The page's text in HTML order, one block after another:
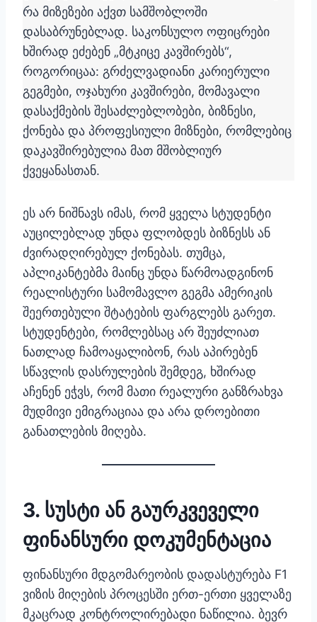
რა მიზეზები აქვთ სამშობლოში
დასაბრუნებლად. საკონსულო ოფიცრები
ხშირად ეძებენ „მტკიცე კავშირებს“,
როგორიცაა: გრძელვადიანი კარიერული
გეგმები, ოჯახური კავშირები, მომავალი
დასაქმების შესაძლებლობები, ბიზნესი,
ქონება და პროფესიული მიზნები, რომლებიც
დაკავშირებულია მათ მშობლიურ
ქვეყანასთან.
ეს არ ნიშნავს იმას, რომ ყველა სტუდენტი
აუცილებლად უნდა ფლობდეს ბიზნესს ან
ძვირადღირებულ ქონებას. თუმცა,
აპლიკანტებმა მაინც უნდა წარმოადგინონ
რეალისტური სამომავლო გეგმა ამერიკის
შეერთებული შტატების ფარგლებს გარეთ.
სტუდენტები, რომლებსაც არ შეუძლიათ
ნათლად ჩამოაყალიბონ, რას აპირებენ
სწავლის დასრულების შემდეგ, ხშირად
აჩენენ ეჭვს, რომ მათი რეალური განზრახვა
მუდმივი ემიგრაციაა და არა დროებითი
განათლების მიღება.
3. სუსტი ან გაურკვეველი
ფინანსური დოკუმენტაცია
ფინანსური მდგომარეობის დადასტურება F1
ვიზის მიღების პროცესში ერთ-ერთი ყველაზე
მკაცრად კონტროლირებადი ნაწილია. ბევრ